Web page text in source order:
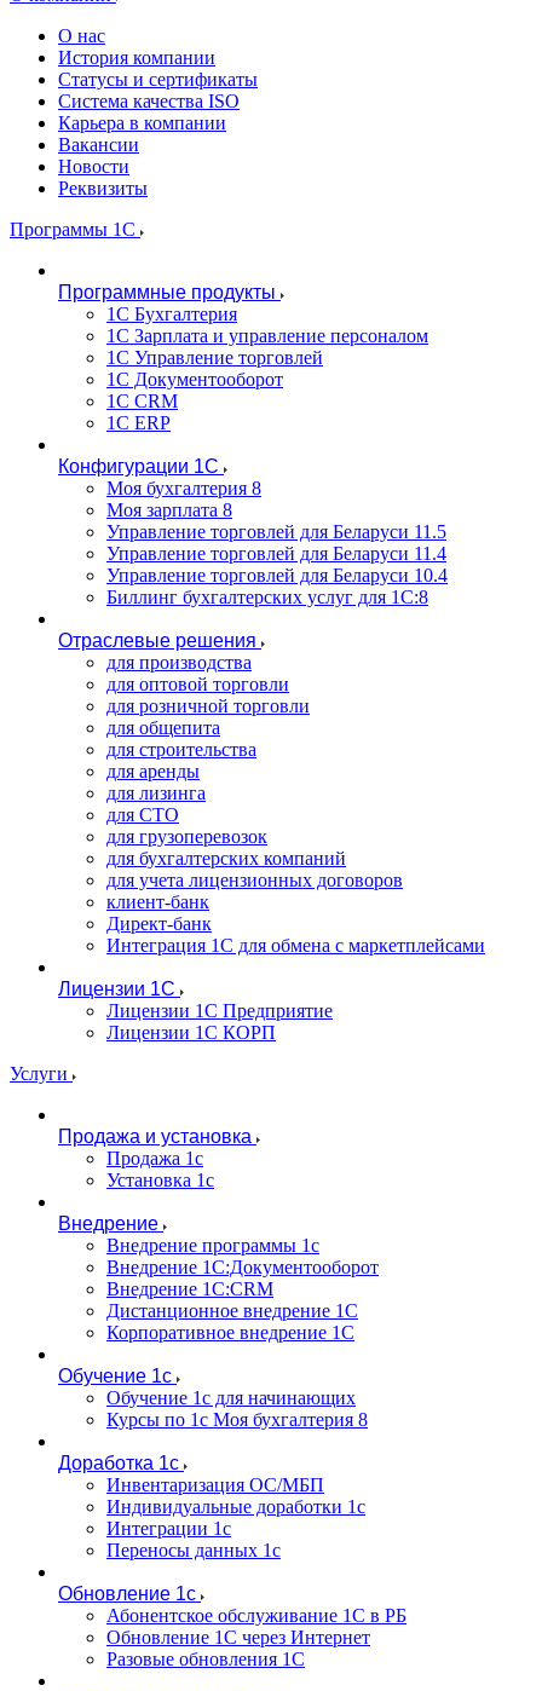
О нас
История компании
Статусы и сертификаты
Система качества ISO
Карьера в компании
Вакансии
Новости
Реквизиты
Программы 1С
Программные продукты
1С Бухгалтерия
1С Зарплата и управление персоналом
1С Управление торговлей
1С Документооборот
1С CRM
1С ERP
Конфигурации 1С
Моя бухгалтерия 8
Моя зарплата 8
Управление торговлей для Беларуси 11.5
Управление торговлей для Беларуси 11.4
Управление торговлей для Беларуси 10.4
Биллинг бухгалтерских услуг для 1С:8
Отраслевые решения
для производства
для оптовой торговли
для розничной торговли
для общепита
для строительства
для аренды
для лизинга
для СТО
для грузоперевозок
для бухгалтерских компаний
для учета лицензионных договоров
клиент-банк
Директ-банк
Интеграция 1C для обмена с маркетплейсами
Лицензии 1С
Лицензии 1С Предприятие
Лицензии 1С КОРП
Услуги
Продажа и установка
Продажа 1с
Установка 1с
Внедрение
Внедрение программы 1с
Внедрение 1С:Документооборот
Внедрение 1С:CRM
Дистанционное внедрение 1С
Корпоративное внедрение 1С
Обучение 1с
Обучение 1с для начинающих
Курсы по 1с Моя бухгалтерия 8
Доработка 1с
Инвентаризация ОС/МБП
Индивидуальные доработки 1с
Интеграции 1с
Переносы данных 1с
Обновление 1с
Абонентское обслуживание 1С в РБ
Обновление 1С через Интернет
Разовые обновления 1С